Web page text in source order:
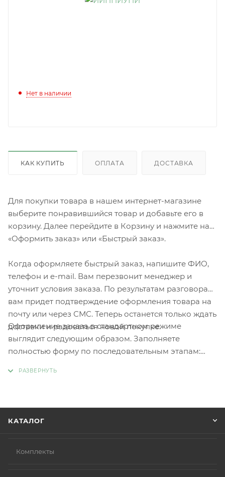
Нет в наличии
КАК КУПИТЬ ОПЛАТА ДОСТАВКА
Для покупки товара в нашем интернет-магазине
выберите понравившийся товар и добавьте его в
корзину. Далее перейдите в Корзину и нажмите на
«Оформить заказ» или «Быстрый заказ».
Когда оформляете быстрый заказ, напишите ФИО,
телефон и e-mail. Вам перезвонит менеджер и
уточнит условия заказа. По результатам разговора
вам придет подтверждение оформления товара на
почту или через СМС. Теперь останется только ждать
доставки и радоваться новой покупке.
Оформление заказа в стандартном режиме
выглядит следующим образом. Заполняете
полностью форму по последовательным этапам:
КАТАЛОГ
Комплекты